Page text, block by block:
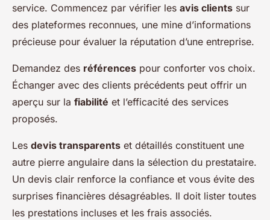
service. Commencez par vérifier les avis clients sur
des plateformes reconnues, une mine d’informations
précieuse pour évaluer la réputation d’une entreprise.
Demandez des références pour conforter vos choix.
Échanger avec des clients précédents peut offrir un
aperçu sur la fiabilité et l’efficacité des services
proposés.
Les devis transparents et détaillés constituent une
autre pierre angulaire dans la sélection du prestataire.
Un devis clair renforce la confiance et vous évite des
surprises financières désagréables. Il doit lister toutes
les prestations incluses et les frais associés.